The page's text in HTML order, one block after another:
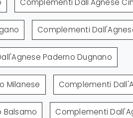
Complementi Dall'Agnese
Complementi
Paderno Dugnano
Milanese Complementi
Balsamo Complementi